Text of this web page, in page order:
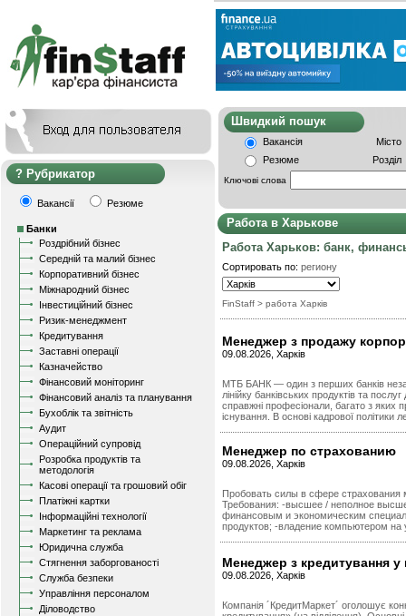
Рубрикатор
Вакансії Резюме
Банки
Роздрібний бізнес
Середній та малий бізнес
Корпоративний бізнес
Міжнародний бізнес
Інвестиційний бізнес
Ризик-менеджмент
Кредитування
Заставні операції
Казначейство
Фінансовий моніторинг
Фінансовий аналіз та планування
Бухоблік та звітність
Аудит
Операційний супровід
Розробка продуктів та
методологія
Касові операції та грошовий обіг
Платіжні картки
Інформаційні технології
Маркетинг та реклама
Юридична служба
Стягнення заборгованості
Служба безпеки
Управління персоналом
Діловодство
Швидкий
Вакансія
Місто
Резюме
Розділ
Ключові слова
Работа в Харькове
Работа Харьков: банк,
Сортировать по: региону
FinStaff > работа Харків
Менеджер з продажу
09.08.2026, Харків
МТБ БАНК — один з перших банків
лінійку банківських продуктів та
справжні професіонали, багато з яких
існування. В основі кадрової політики
Менеджер по страхованию
09.08.2026, Харків
Пробовать силы в сфере страхования
Требования: -высшее / неполное
финансовым и экономическим
продуктов; -владение компьютером на
Менеджер з кредитування у
09.08.2026, Харків
Компанія ´КредитМаркет´ оголошує